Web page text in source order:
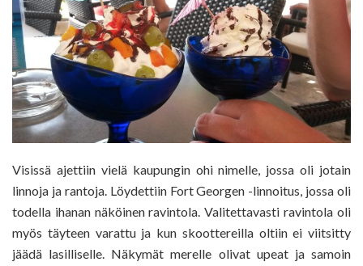
Visissä ajettiin vielä kaupungin ohi nimelle, jossa oli jotain
linnoja ja rantoja. Löydettiin Fort Georgen -linnoitus, jossa oli
todella ihanan näköinen ravintola. Valitettavasti ravintola oli
myös täyteen varattu ja kun skoottereilla oltiin ei viitsitty
jäädä lasilliselle. Näkymät merelle olivat upeat ja samoin